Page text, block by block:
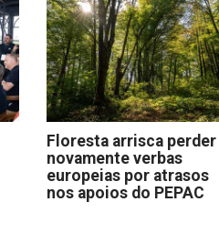
Floresta arrisca perder
novamente verbas
europeias por atrasos
nos apoios do PEPAC